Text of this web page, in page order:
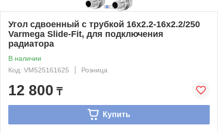
Угол сдвоенный с трубкой 16х2.2-16х2.2/250
Varmega Slide-Fit, для подключения
радиатора
В наличии
Код: VM525161625
Розница
12 800 ₸
Купить